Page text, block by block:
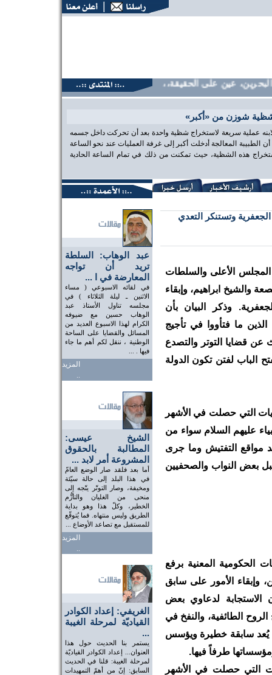
عين على الحقيقة،، منتديات البحرين، عين على
شوزن من «أكبر»
عملية سريعة لاستخراج شظية واحدة بعد أن تحركت داخل جسمه
المعالجة أدخلت أكبر إلى غرفة العمليات عند نحو الساعة
هذه الشظية، حيث تمكنت من ذلك في تمام الساعة الحادية
عبد الوهاب: السلطة
تريد أن تواجه
المعارضة في ا ...
في لقائه الاسبوعي ( مساء
الاثنين ـ ليلة الثلاثاء ) في
مجلسه تناول الأستاذ عبد
الوهاب حسين مع ضيوفه
الكرام لهذا الاسبوع العديد من
المسائل والقضايا على الساحة
الوطنية ، ننقل لكم أهم ما جاء
فيها . ...
المزيد
..
الشيخ عيسى:
المطالبة بالحقوق
المشروعة أمر لابد ...
أما بعد فلقد صار الوضع العامّ
في هذا البلد إلى حالة سيّئة
ومخيفة، وصار التوتّر يتّجه إلى
منحى من الغليان والتأزُّم
الخطير، وكلّ هذا وهو بداية
الطريق وليس منتهاه. فما يُتوقّع
للمستقبل مع تصاعد الأوضاع ...
المزيد
..
الغريفي: إعداد الكوادر
القياديّة لمرحلة الغيبة
...
يستمر بنا الحديث حول هذا
العنوان... إعداد الكوادر القياديّة
لمرحلة الغيبة: قلنا في الحديث
السابق: إنّ من أهمّ التمهيدات
وتستنكر التعدي
المجلس الأعلى والسلطات
والشيخ ابراهيم، وإبقاء
وذكر البيان بأن
ما فتأووا في تأجيج
عن قضايا التوتر والتصدع
الباب لفتن تكون الدولة
التي حصلت في الأشهر
عليهم السلام سواء من
مواقع التفتيش وما جرى
بعض النواب والصحفيين
الحكومية المعنية برفع
وإبقاء الأمور على سابق
الاستجابة لدعاوي بعض
الطائفية، والنفخ في
يُعد سابقة خطيرة ويؤسس
طرفاً فيها.
التي حصلت في الأشهر